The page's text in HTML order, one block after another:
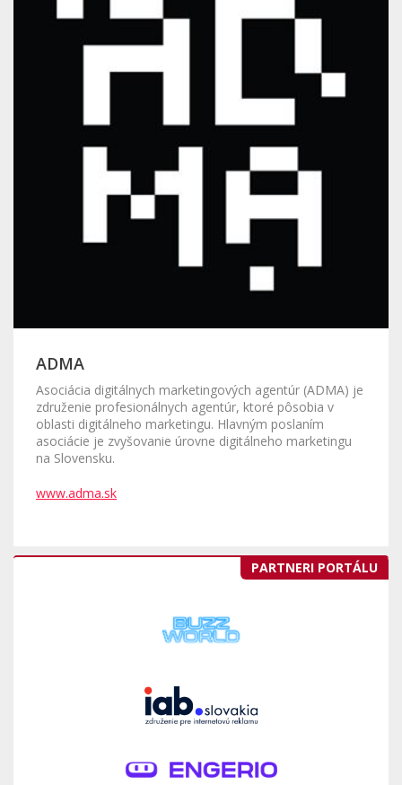
ADMA
Asociácia digitálnych marketingových agentúr (ADMA) je
združenie profesionálnych agentúr, ktoré pôsobia v
oblasti digitálneho marketingu. Hlavným poslaním
asociácie je zvyšovanie úrovne digitálneho marketingu
na Slovensku.
www.adma.sk
PARTNERI PORTÁLU